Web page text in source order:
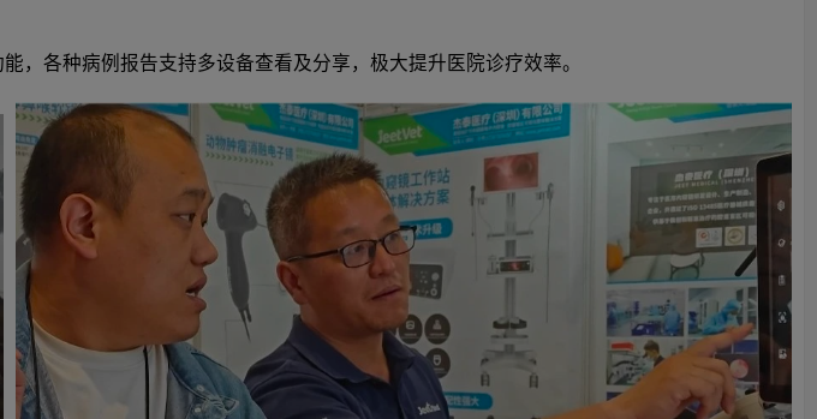
，各种病例报告支持多设备查看及分享，极大提升医院诊疗效率。